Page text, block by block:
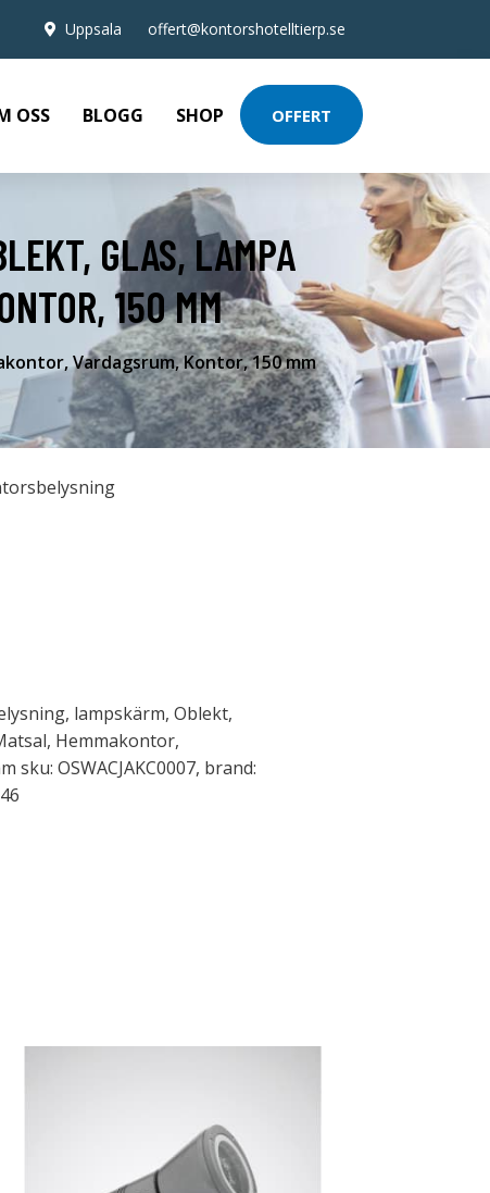
Uppsala offert@kontorshotelltierp.se
OSS BLOGG SHOP OFFERT
GLAS, LAMPA
150 MM
Vardagsrum, Kontor, 150 mm
lampskärm, Oblekt,
Hemmakontor,
sku: OSWACJAKC0007, brand: